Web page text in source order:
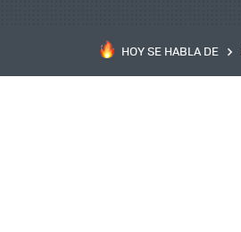
HOY SE HABLA DE